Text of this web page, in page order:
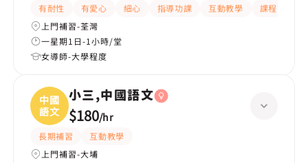
有耐性 有愛心 細心 指導功課 互動教學
課程設計
上門補習-荃灣
一星期1日-1小時/堂
女導師-大學程度
中國
語文
小三,中國語文
$180/hr
長期補習
互動教學
上門補習-大埔